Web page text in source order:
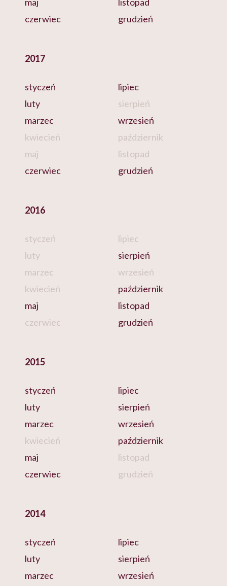
czerwiec
grudzień
2017
styczeń
luty
marzec
kwiecień
maj
czerwiec
lipiec
sierpień
wrzesień
październik
listopad
grudzień
2016
styczeń
luty
marzec
kwiecień
maj
czerwiec
lipiec
sierpień
wrzesień
październik
listopad
grudzień
2015
styczeń
luty
marzec
kwiecień
maj
czerwiec
lipiec
sierpień
wrzesień
październik
listopad
grudzień
2014
styczeń
luty
marzec
lipiec
sierpień
wrzesień